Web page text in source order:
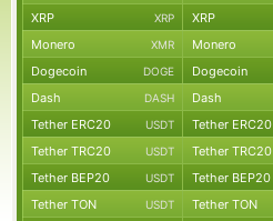
XRP XRP XRP
Monero XMR Monero
Dogecoin DOGE Dogecoin
Dash DASH Dash
Tether ERC20 USDT Tether ERC20
Tether TRC20 USDT Tether TRC20
Tether BEP20 USDT Tether BEP20
Tether TON USDT Tether TON